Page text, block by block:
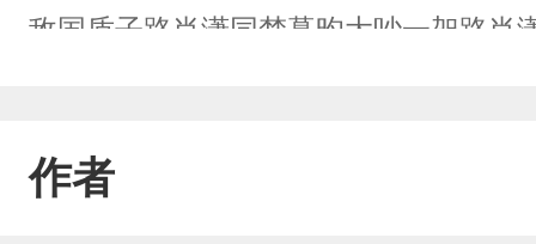
敌国质子路肖潇同楚暮昀大吵一架路肖
作者